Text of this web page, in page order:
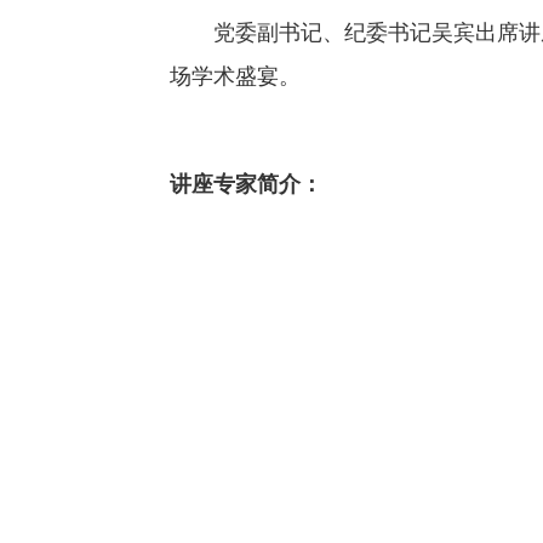
党委副书记、纪委书记吴宾出席
场学术盛宴。
讲座专家简介：